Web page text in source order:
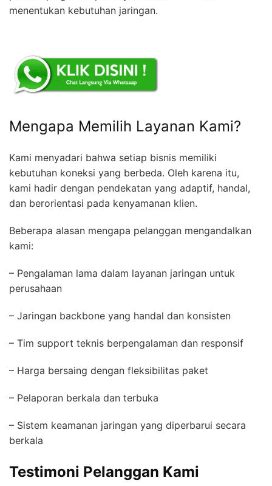
menentukan kebutuhan jaringan.
Mengapa Memilih Layanan Kami?
Kami menyadari bahwa setiap bisnis memiliki
kebutuhan koneksi yang berbeda. Oleh karena itu,
kami hadir dengan pendekatan yang adaptif, handal,
dan berorientasi pada kenyamanan klien.
Beberapa alasan mengapa pelanggan mengandalkan
kami:
– Pengalaman lama dalam layanan jaringan untuk
perusahaan
– Jaringan backbone yang handal dan konsisten
– Tim support teknis berpengalaman dan responsif
– Harga bersaing dengan fleksibilitas paket
– Pelaporan berkala dan terbuka
– Sistem keamanan jaringan yang diperbarui secara
berkala
Testimoni Pelanggan Kami